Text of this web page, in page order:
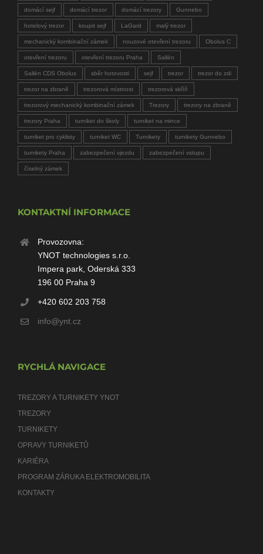
domácí sejf domácí trezor domácí trezory Gunnebo
hotelový trezor koupit sejf LaGard malý trezor
mechanický kombinační zámek nouzové otevření trezoru Obolus C
otevření trezoru otevření trezoru Praha Sallén
Sallén CDS Obolus sběr hotovosti sejf trezor trezor do zdi
trezor na zbraně trezorová místnost trezorová skříň
trezorový mechanický kombinační zámek Trezory trezory na zbraně
trezory Praha turniket do školy turniket na mince
turniket pro cyklisty turniket WC Turnikety turnikety Gunnebo
turnikety Praha zabezpečení vjezdu zabezpečení vstupu
číselný zámek
KONTAKTNÍ INFORMACE
Provozovna:
YNOT technologies s.r.o.
Impera park, Oderská 333
196 00 Praha 9
+420 602 203 758
info@ynt.cz
RYCHLÁ NAVIGACE
TREZORY A TURNIKETY YNOT
TREZORY
TURNIKETY
OPRAVY TURNIKETŮ
KARIÉRA
PROGRAM ZÁRUKA ELEKTROMOBILITA
KONTAKTY